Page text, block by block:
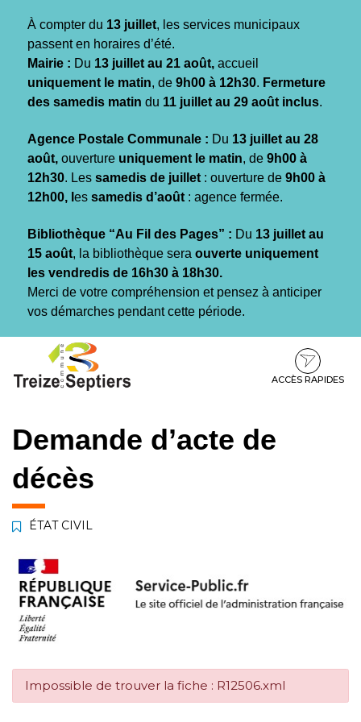
À compter du 13 juillet, les services municipaux
passent en horaires d’été.
Mairie : Du 13 juillet au 21 août, accueil
uniquement le matin, de 9h00 à 12h30. Fermeture
des samedis matin du 11 juillet au 29 août inclus.
Agence Postale Communale : Du 13 juillet au 28
août, ouverture uniquement le matin, de 9h00 à
12h30. Les samedis de juillet : ouverture de 9h00 à
12h00, l es samedis d’août : agence fermée.
Bibliothèque “Au Fil des Pages” : Du 13 juillet au
15 août, la bibliothèque sera ouverte uniquement
les vendredis de 16h30 à 18h30.
Merci de votre compréhension et pensez à anticiper
vos démarches pendant cette période.
contenu
pied
ACCÈS RAPIDES
Demande d’acte de
décès
ÉTAT CIVIL
Impossible de trouver la fiche : R12506.xml